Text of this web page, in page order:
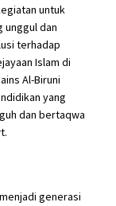
untuk
unggul dan
terhadap
Islam di
Al-Biruni
yang
dan bertaqwa
generasi